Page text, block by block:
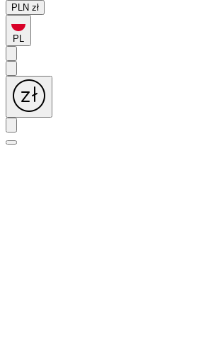
PLN zł
PL